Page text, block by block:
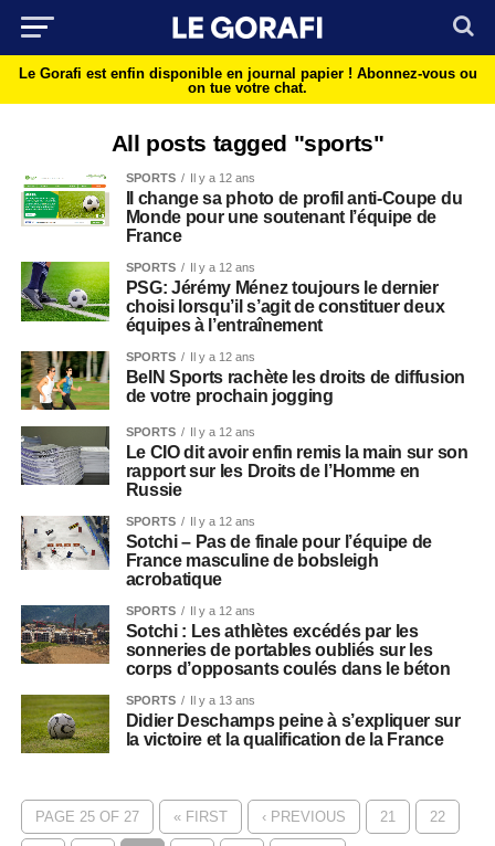
Le Gorafi est enfin disponible en journal papier ! Abonnez-vous ou
on tue votre chat.
All posts tagged "sports"
SPORTS Il y a 12 ans
Il change sa photo de profil anti-Coupe du
Monde pour une soutenant l’équipe de
France
SPORTS Il y a 12 ans
PSG: Jérémy Ménez toujours le dernier
choisi lorsqu’il s’agit de constituer deux
équipes à l’entraînement
SPORTS Il y a 12 ans
BeIN Sports rachète les droits de diffusion
de votre prochain jogging
SPORTS Il y a 12 ans
Le CIO dit avoir enfin remis la main sur son
rapport sur les Droits de l’Homme en
Russie
SPORTS Il y a 12 ans
Sotchi – Pas de finale pour l’équipe de
France masculine de bobsleigh
acrobatique
SPORTS Il y a 12 ans
Sotchi : Les athlètes excédés par les
sonneries de portables oubliés sur les
corps d’opposants coulés dans le béton
SPORTS Il y a 13 ans
Didier Deschamps peine à s’expliquer sur
la victoire et la qualification de la France
PAGE 25 OF 27 « FIRST ‹ PREVIOUS 21 22